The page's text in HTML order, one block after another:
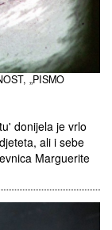
„PISMO
donijela je vrlo
ali i sebe
Marguerite